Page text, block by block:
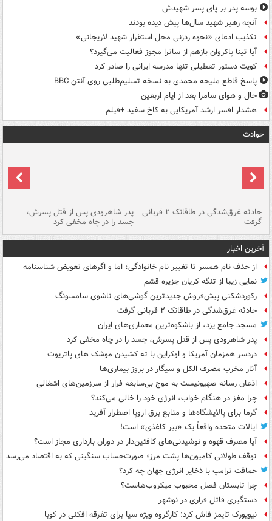
بوسه‌ پدر بر پای پسر شهیدش
آنچه رهبر شهید سال‌ها پیش دیده بودند
تکذیب ادعای «نحوه ردزنی محل استقرار شهید لاریجانی»
آیا تینا پاکروان بازهم از ساترا مجوز فعالیت می‌گیرد؟
کویت دستور تعطیلی تنها مدرسه ایرانی را صادر کرد
پاسخ قاطع ملیحه محمدی به نسخه تسلیم‌طلبی روی آنتن BBC
حال و هوای سامرا بعد از ایام اربعین
هشدار افسر ارشد آمریکایی به کاخ سفید +فیلم
حوادث
حادثه غرق‌شدگی در طاقانک ۲ قربانی
گرفت
پدر شاهرودی پس از قتل پسرش،
جسد را در چاه مخفی کرد
آخرین اخبار
از حذف نام همسر تا تغییر نام خانوادگی؛ اما و اگرهای تعویض شناسنامه
نمایی زیبا از تنگه کریان جزیره قشم
رکوردشکنی پیش‌فروش جدیدترین گوشی‌های تاشوی سامسونگ
حادثه غرق‌شدگی در طاقانک ۲ قربانی گرفت
مسجد جامع یزد، از باشکوه‌ترین معماری‌های ایران
پدر شاهرودی پس از قتل پسرش، جسد را در چاه مخفی کرد
دردسر همزمان آمریکا و اوکراین با ته کشیدن موشک های پاتریوت
آثار مخرب مصرف الکل و سیگار در بروز بیماری‌ها
اذعان رسانه صهیونیست به موج بی‌سابقه فرار از سرزمین‌های اشغالی
چرا مغز در هنگام خواب، انرژی خود را خالی می‌کند؟
گرما برای پالایشگاه‌ها و منابع برق اروپا اضطرار آفرید
ایالات متحده واقعاً یک «ببر کاغذی» است!
آیا مصرف قهوه و نوشیدنی‌های کافئین‌دار در دوران بارداری مجاز است؟
توقف طولانی کامیون‌ها پشت مرز؛ صورت‌حساب سنگینی که به اقتصاد می‌رسد
حماقت ترامپ با ذخایر انرژی جهان چه کرد؟
چرا تابستان فصل محبوب میکروب‌هاست؟
دستگیری قاتل فراری در نوشهر
نیویورک تایمز فاش کرد: کارگروه ویژه سیا برای تفرقه افکنی در کوبا